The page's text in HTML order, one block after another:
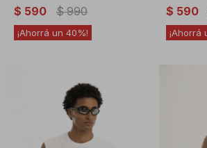
$ 590 $ 990
40
$ 590